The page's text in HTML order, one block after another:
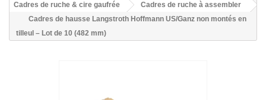
Cadres de ruche & cire gaufrée
Cadres de ruche à assembler
Cadres de hausse Langstroth Hoffmann US/Ganz non montés en
tilleul – Lot de 10 (482 mm)